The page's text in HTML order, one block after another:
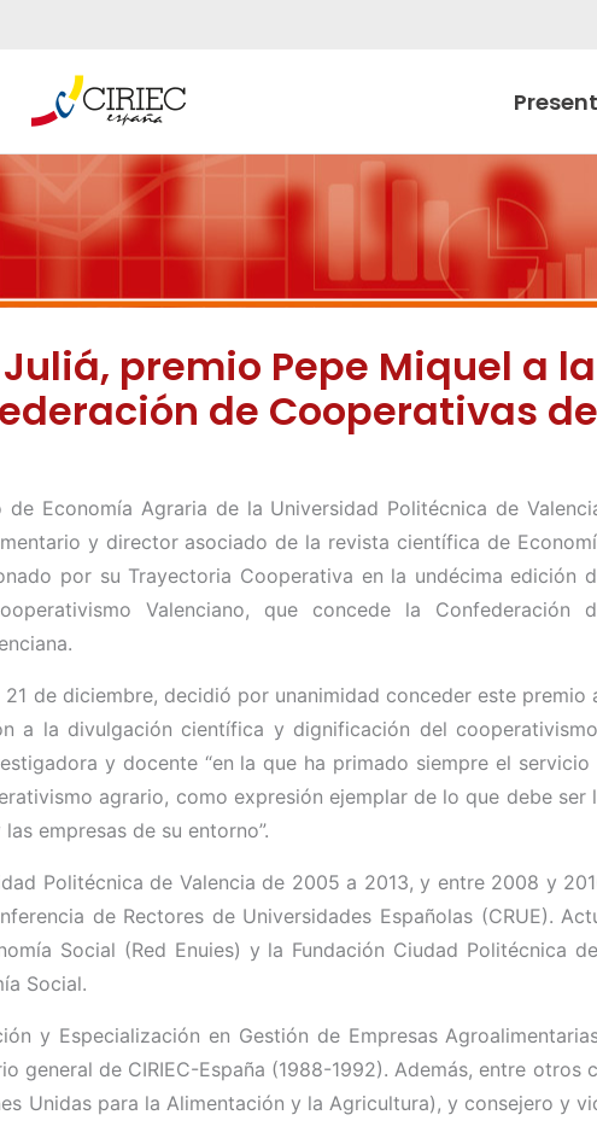
premio Pepe Miquel a
de Cooperativas
Economía Agraria de la Universidad Politécnica de
y director asociado de la revista científica de
por su Trayectoria Cooperativa en la undécima edición
Valenciano, que concede la Confederación
de diciembre, decidió por unanimidad conceder este premio
a la divulgación científica y dignificación del
y docente “en la que ha primado siempre el servicio
agrario, como expresión ejemplar de lo que debe ser
empresas de su entorno”.
Politécnica de Valencia de 2005 a 2013, y entre 2008 y
de Rectores de Universidades Españolas (CRUE).
Social (Red Enuies) y la Fundación Ciudad Politécnica
Social.
y Especialización en Gestión de Empresas
general de CIRIEC-España (1988-1992). Además, entre
Unidas para la Alimentación y la Agricultura), y consejero y